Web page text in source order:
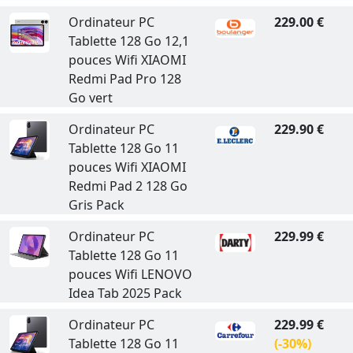
Ordinateur PC
Tablette 128 Go 12,1
pouces Wifi XIAOMI
Redmi Pad Pro 128
Go vert
229.00 €
Ordinateur PC
Tablette 128 Go 11
pouces Wifi XIAOMI
Redmi Pad 2 128 Go
Gris Pack
229.90 €
Ordinateur PC
Tablette 128 Go 11
pouces Wifi LENOVO
Idea Tab 2025 Pack
229.99 €
Ordinateur PC
Tablette 128 Go 11
229.99 €
(-30%)